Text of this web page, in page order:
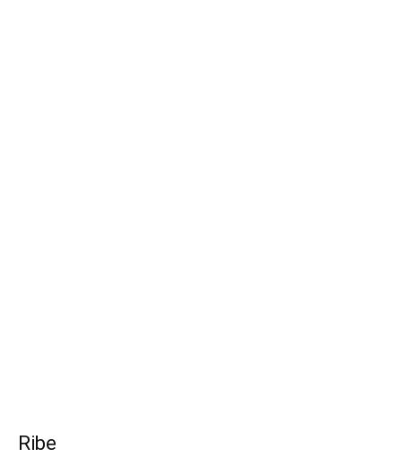
Ribe